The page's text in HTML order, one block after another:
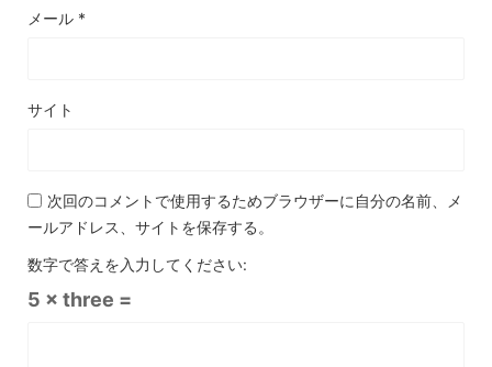
メール *
サイト
次回のコメントで使用するためブラウザーに自分の名前、メ
ールアドレス、サイトを保存する。
数字で答えを入力してください:
5 × three =